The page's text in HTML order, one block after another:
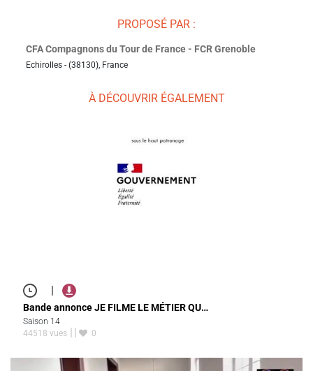
PROPOSÉ PAR :
CFA Compagnons du Tour de France - FCR Grenoble
Echirolles - (38130), France
À DÉCOUVRIR ÉGALEMENT
|
Bande annonce JE FILME LE MÉTIER QU…
Saison 14
44518 vues
0